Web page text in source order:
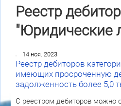
Реестр
"Юридические
14 ноя. 2023
Реестр дебиторов
имеющих просроченную
задолженность более 5,0
С реестром дебиторов можно